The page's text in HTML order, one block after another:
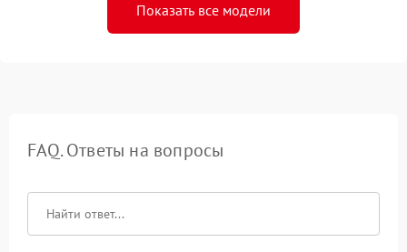
Показать все модели
FAQ. Ответы на вопросы